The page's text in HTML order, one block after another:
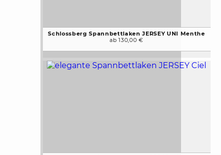
Schlossberg Spannbettlaken JERSEY UNI Menthe
ab 130,00 €